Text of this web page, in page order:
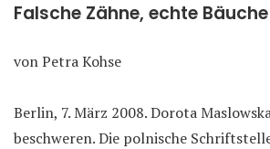
Falsche Zähne, echte Bäuche
von Petra Kohse
Berlin, 7. März 2008.Dorota
beschweren. Die polnische